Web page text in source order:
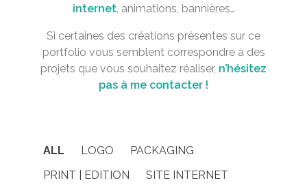
internet, animations, bannières…
Si certaines des créations présentes sur ce
portfolio vous semblent correspondre à des
projets que vous souhaitez réaliser, n’hésitez
pas à me contacter !
ALL LOGO
PACKAGING
PRINT | EDITION
SITE INTERNET